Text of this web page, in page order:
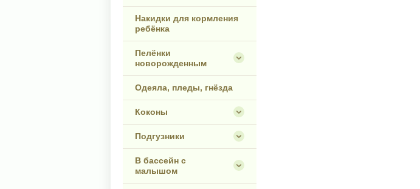
Накидки для кормления
ребёнка
Пелёнки
новорожденным
Одеяла, пледы, гнёзда
Коконы
Подгузники
В бассейн с
малышом